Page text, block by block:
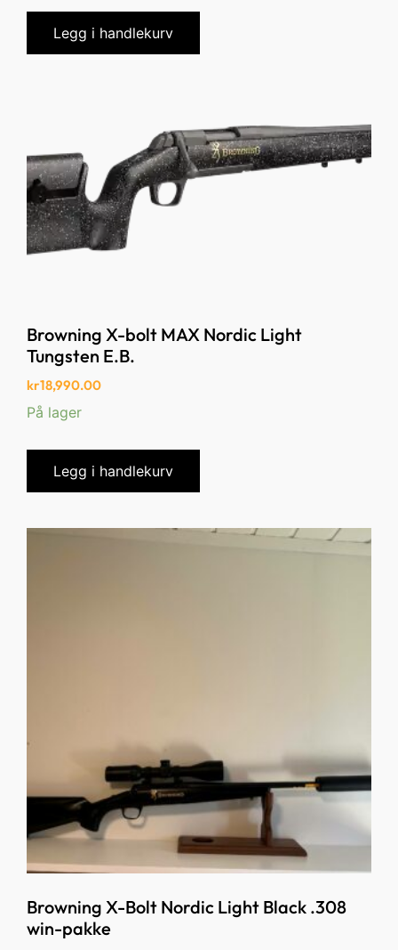
Legg i handlekurv
Browning X-bolt MAX Nordic Light
Tungsten E.B.
kr18,990.00
På lager
Legg i handlekurv
Browning X-Bolt Nordic Light Black .308
win-pakke